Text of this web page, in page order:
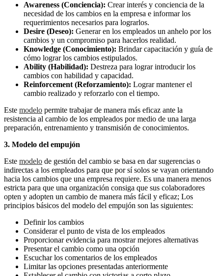
Awareness (Conciencia): Crear interés y conciencia de la
necesidad de los cambios en la empresa e informar los
requerimientos necesarios para lograrlos.
Desire (Deseo): Generar en los empleados un anhelo por los
cambios y un compromiso para hacerlos realidad.
Knowledge (Conocimiento): Brindar capacitación y guía de
cómo lograr los cambios estipulados.
Ability (Habilidad): Destreza para lograr introducir los
cambios con habilidad y capacidad.
Reinforcement (Reforzamiento): Lograr mantener el
cambio realizado y reforzarlo con el tiempo.
Este modelo permite trabajar de manera más eficaz ante la
resistencia al cambio de los empleados por medio de una larga
preparación, entrenamiento y transmisión de conocimientos.
3. Modelo del empujón
Este modelo de gestión del cambio se basa en dar sugerencias o
indirectas a los empleados para que por sí solos se vayan orientando
hacia los cambios que una empresa requiere. Es una manera menos
estricta para que una organización consiga que sus colaboradores
opten y adopten un cambio de manera más fácil y eficaz; Los
principios básicos del modelo del empujón son las siguientes:
Definir los cambios
Considerar el punto de vista de los empleados
Proporcionar evidencia para mostrar mejores alternativas
Presentar el cambio como una opción
Escuchar los comentarios de los empleados
Limitar las opciones presentadas anteriormente